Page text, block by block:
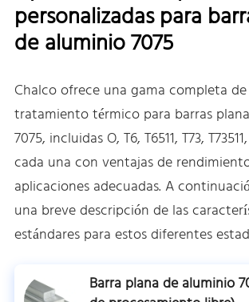
personalizadas para
de aluminio 7075
Chalco ofrece una gama completa
tratamiento térmico para barras
7075, incluidas O, T6, T6511, T73,
cada una con ventajas de
aplicaciones adecuadas. A
una breve descripción de las
estándares para estos diferentes
Barra plana de aluminio